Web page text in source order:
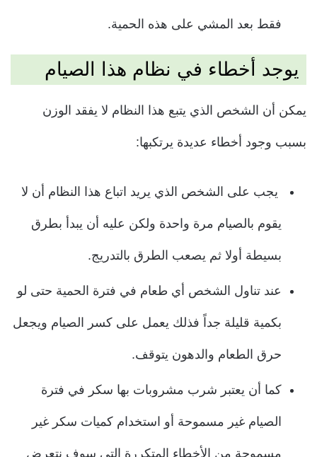
فقط بعد المشي على هذه الحمية.
يوجد أخطاء في نظام هذا الصيام
يمكن أن الشخص الذي يتبع هذا النظام لا يفقد الوزن
بسبب وجود أخطاء عديدة يرتكبها:
يجب على الشخص الذي يريد اتباع هذا النظام أن لا
يقوم بالصيام مرة واحدة ولكن عليه أن يبدأ بطرق
بسيطة أولا ثم يصعب الطرق بالتدريج.
عند تناول الشخص أي طعام في فترة الحمية حتى لو
بكمية قليلة جداً فذلك يعمل على كسر الصيام ويجعل
حرق الطعام والدهون يتوقف.
كما أن يعتبر شرب مشروبات بها سكر في فترة
الصيام غير مسموحة أو استخدام كميات سكر غير
مسموحة من الأخطاء المتكررة التي سوف نتعرض